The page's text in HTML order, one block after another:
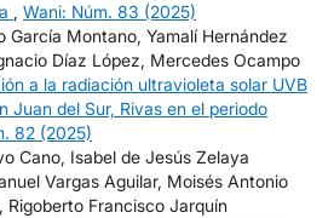
, Wani: Núm. 83 (2025)
García Montano, Yamalí Hernández
Díaz López, Mercedes Ocampo
a la radiación ultravioleta solar UVB
Juan del Sur, Rivas en el periodo
82 (2025)
Cano, Isabel de Jesús Zelaya
Vargas Aguilar, Moisés Antonio
Rigoberto Francisco Jarquín